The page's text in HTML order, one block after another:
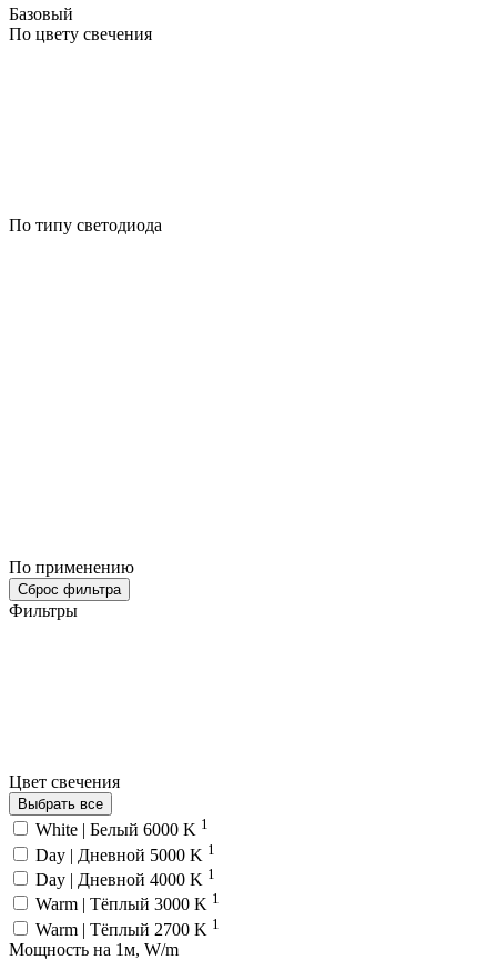
Базовый
По цвету свечения
По типу светодиода
По применению
Сброс фильтра
Фильтры
Цвет свечения
Выбрать все
White | Белый 6000 K 1
Day | Дневной 5000 K 1
Day | Дневной 4000 K 1
Warm | Тёплый 3000 K 1
Warm | Тёплый 2700 K 1
Мощность на 1м, W/m